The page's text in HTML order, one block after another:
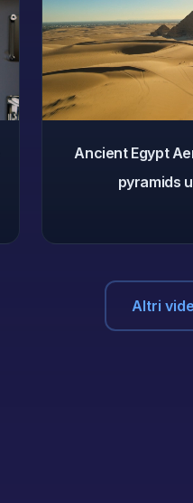
Ancient Egypt
pyramids
Altri